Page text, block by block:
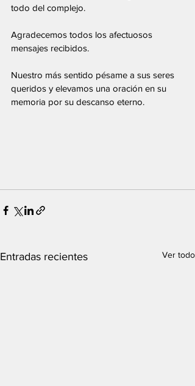
todo del complejo.
Agradecemos todos los afectuosos
mensajes recibidos.
Nuestro más sentido pésame a sus seres
queridos y elevamos una oración en su
memoria por su descanso eterno.
Entradas recientes Ver todo